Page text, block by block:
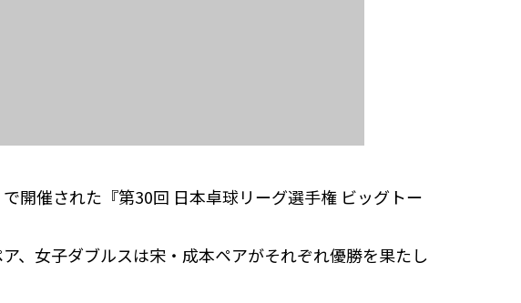
開催された『第30回 日本卓球リーグ選手権 ビッグトー
、女子ダブルスは宋・成本ペアがそれぞれ優勝を果たし